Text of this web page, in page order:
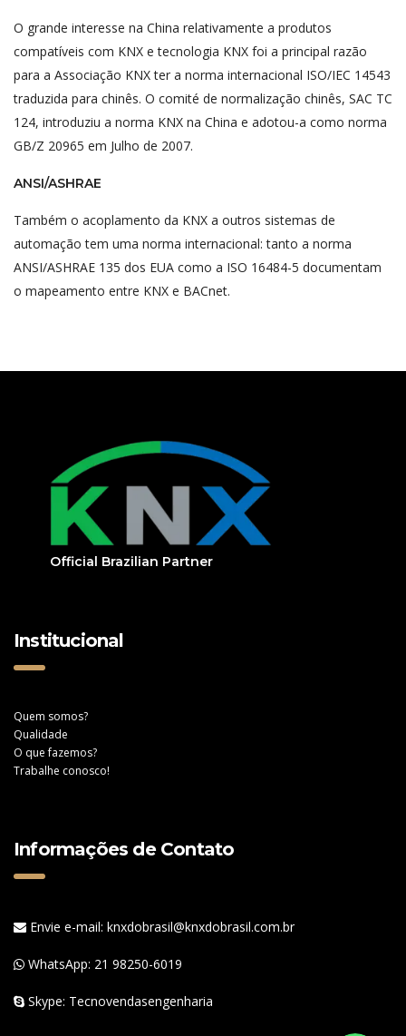
O grande interesse na China relativamente a produtos
compatíveis com KNX e tecnologia KNX foi a principal razão
para a Associação KNX ter a norma internacional ISO/IEC 14543
traduzida para chinês. O comité de normalização chinês, SAC TC
124, introduziu a norma KNX na China e adotou-a como norma
GB/Z 20965 em Julho de 2007.
ANSI/ASHRAE
Também o acoplamento da KNX a outros sistemas de
automação tem uma norma internacional: tanto a norma
ANSI/ASHRAE 135 dos EUA como a ISO 16484-5 documentam
o mapeamento entre KNX e BACnet.
Official Brazilian Partner
Institucional
Quem somos?
Qualidade
O que fazemos?
Trabalhe conosco!
Informações de Contato
Envie e-mail: knxdobrasil@knxdobrasil.com.br
WhatsApp: 21 98250-6019
Skype: Tecnovendasengenharia
WhatsApp
WhatsApp